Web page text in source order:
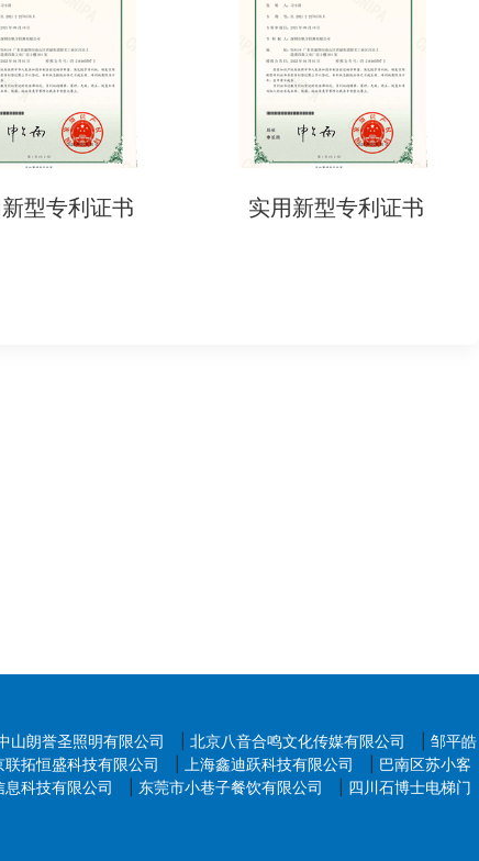
型专利证书 实用新型专利证书
山朗誉圣照明有限公司 北京八音合鸣文化传媒有限公司
邹平皓
联拓恒盛科技有限公司 上海鑫迪跃科技有限公司
巴南区苏小客
息科技有限公司 东莞市小巷子餐饮有限公司
四川石博士电梯门